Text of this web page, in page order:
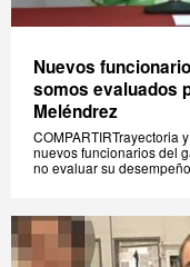
Nuevos
somos evaluados
Meléndrez
COMPARTIRTrayectoria
nuevos funcionarios del
no evaluar su